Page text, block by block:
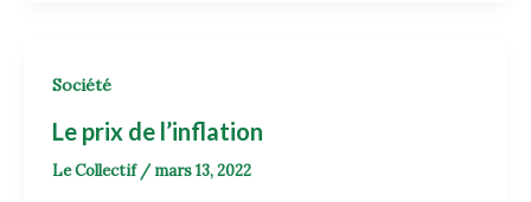
Société
Le prix de l’inflation
Le Collectif / mars 13, 2022